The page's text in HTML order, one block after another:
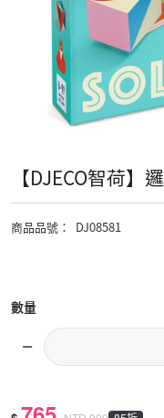
【DJECO智荷】
商品品號 ： DJ08581
數量